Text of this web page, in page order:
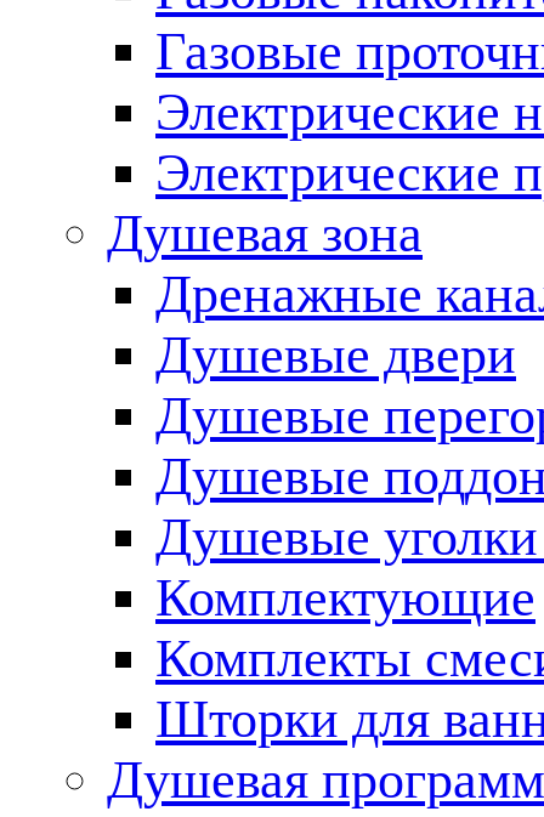
Газовые
Электрические
Электрические
Душевая зона
Дренажные
Душевые двери
Душевые
Душевые
Душевые
Комплектующие
Комплекты
Шторки для
Душевая